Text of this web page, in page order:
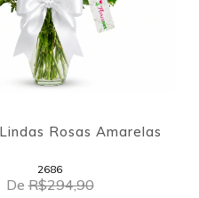
Rosas Amarelas
2686
De R$294,90